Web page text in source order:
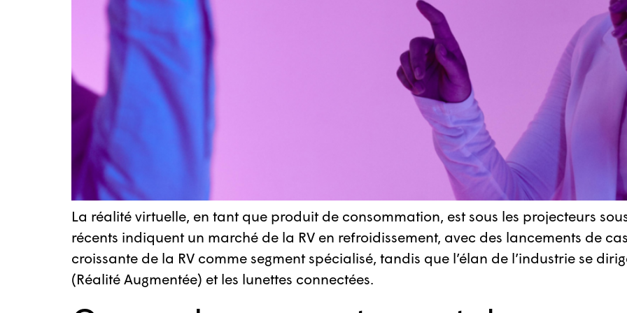
La réalité virtuelle, en tant que produit de consommation, est sous les projecteurs
récents indiquent un marché de la RV en refroidissement, avec des lancements de
croissante de la RV comme segment spécialisé, tandis que l’élan de l’industrie se
(Réalité Augmentée) et les lunettes connectées.